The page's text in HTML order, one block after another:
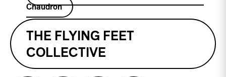
Chaudron
THE FLYING FEET
COLLECTIVE